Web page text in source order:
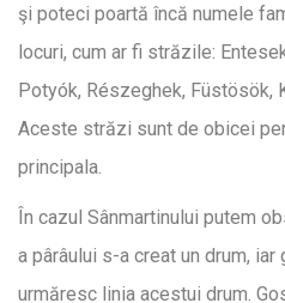
şi poteci poartă încă numele
locuri, cum ar fi străzile:
Potyók, Részeghek, Füstösök,
Aceste străzi sunt de obicei
principala.
În cazul Sânmartinului putem
a pârâului s-a creat un drum,
urmăresc linia acestui drum.